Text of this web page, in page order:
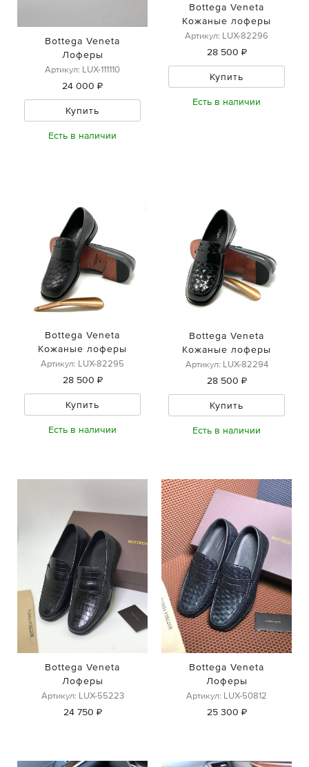
Bottega Veneta
Лоферы
Артикул: LUX-111110
24 000 ₽
Купить
Есть в наличии
Bottega Veneta
Кожаные лоферы
Артикул: LUX-82296
28 500 ₽
Купить
Есть в наличии
Bottega Veneta
Кожаные лоферы
Артикул: LUX-82295
28 500 ₽
Купить
Есть в наличии
Bottega Veneta
Кожаные лоферы
Артикул: LUX-82294
28 500 ₽
Купить
Есть в наличии
Bottega Veneta
Лоферы
Артикул: LUX-55223
24 750 ₽
Bottega Veneta
Лоферы
Артикул: LUX-50812
25 300 ₽